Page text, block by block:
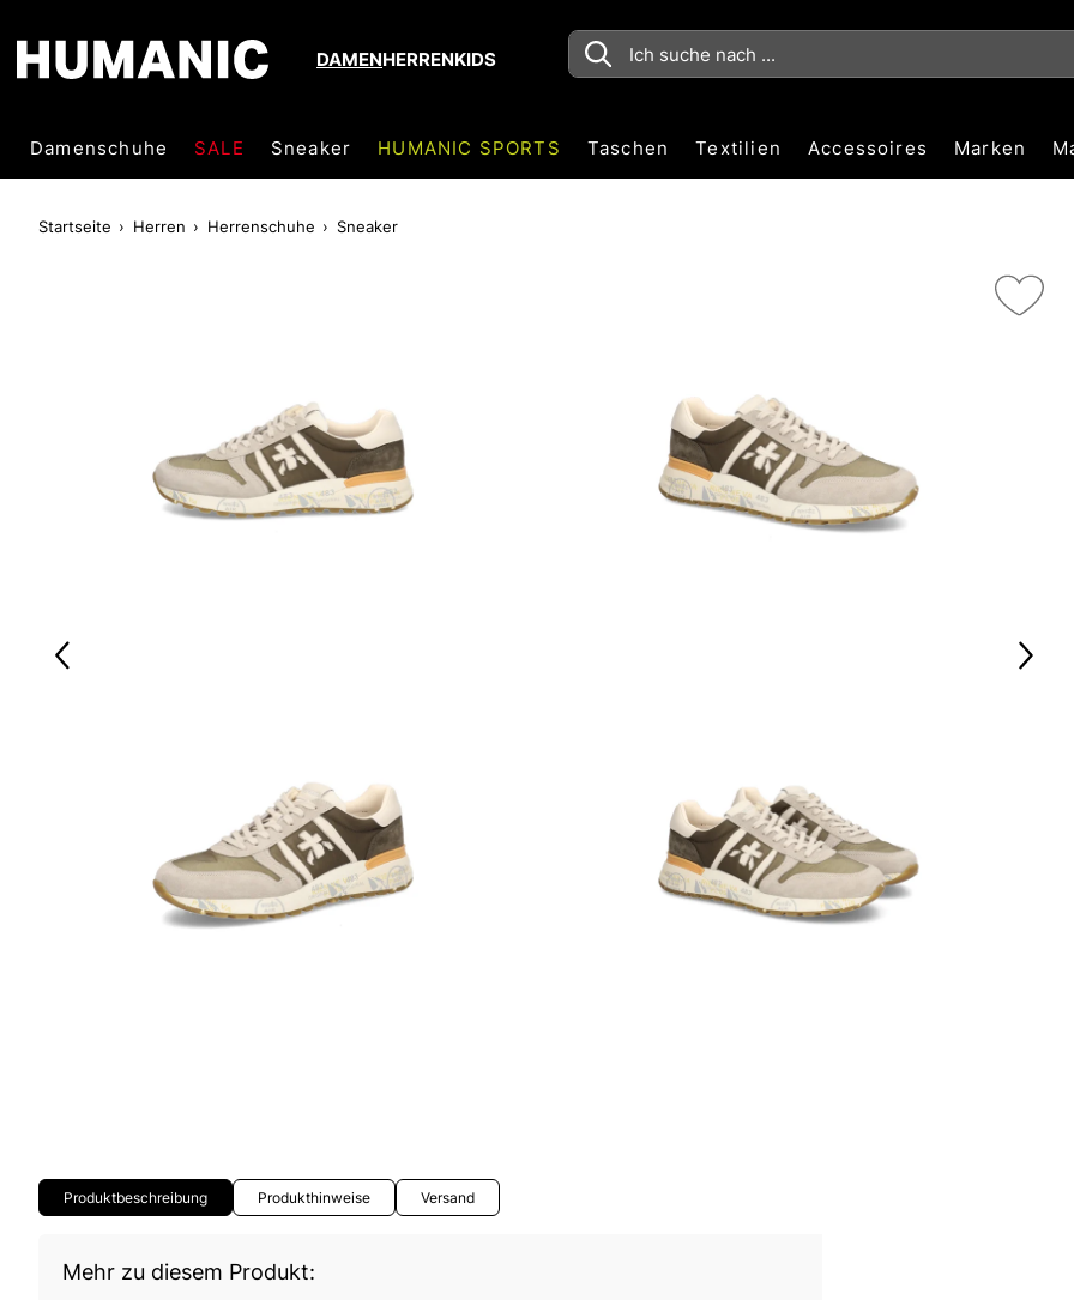
DAMENHERRENKIDS
Damenschuhe SALE Sneaker HUMANIC SPORTS Taschen Textilien Accessoires Marken
Startseite Herren Herrenschuhe Sneaker
Produktbeschreibung Produkthinweise Versand
Mehr zu diesem Produkt: